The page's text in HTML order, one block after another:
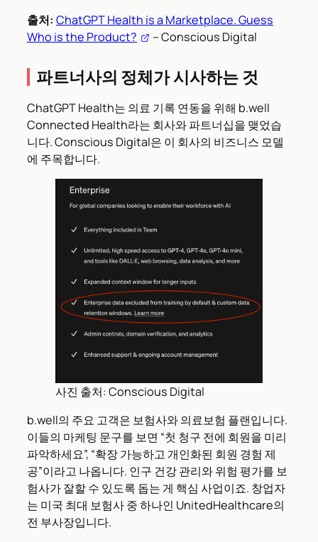
출처: ChatGPT Health is a Marketplace. Guess
Who is the Product?
– Conscious Digital
파트너사의 정체가 시사하는 것
ChatGPT Health는 의료 기록 연동을 위해 b.well
Connected Health라는 회사와 파트너십을 맺었습
니다. Conscious Digital은 이 회사의 비즈니스 모델
에 주목합니다.
사진 출처: Conscious Digital
b.well의 주요 고객은 보험사와 의료보험 플랜입니다.
이들의 마케팅 문구를 보면 “첫 청구 전에 회원을 미리
파악하세요”, “확장 가능하고 개인화된 회원 경험 제
공”이라고 나옵니다. 인구 건강 관리와 위험 평가를 보
험사가 잘할 수 있도록 돕는 게 핵심 사업이죠. 창업자
는 미국 최대 보험사 중 하나인 UnitedHealthcare의
전 부사장입니다.